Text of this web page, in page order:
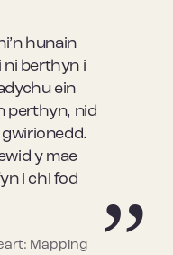
hunain
ni berthyn i
ein
perthyn, nid
y mae
i chi fod
Mapping